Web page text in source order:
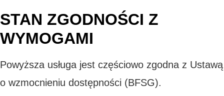
STAN ZGODNOŚCI Z
WYMOGAMI
Powyższa usługa jest częściowo zgodna z Ustawą
o wzmocnieniu dostępności (BFSG).